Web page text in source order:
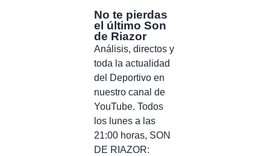
No te pierdas
el último Son
de Riazor
Análisis, directos y
toda la actualidad
del Deportivo en
nuestro canal de
YouTube. Todos
los lunes a las
21:00 horas, SON
DE RIAZOR: